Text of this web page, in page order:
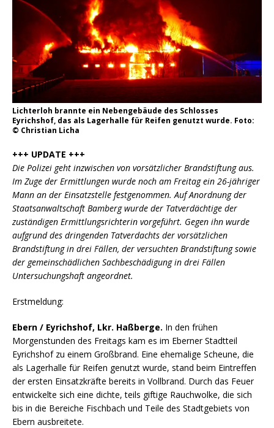
Lichterloh brannte ein Nebengebäude des Schlosses
Eyrichshof, das als Lagerhalle für Reifen genutzt wurde. Foto:
© Christian Licha
+++ UPDATE +++
Die Polizei geht inzwischen von vorsätzlicher Brandstiftung aus.
Im Zuge der Ermittlungen wurde noch am Freitag ein 26-jähriger
Mann an der Einsatzstelle festgenommen. Auf Anordnung der
Staatsanwaltschaft Bamberg wurde der Tatverdächtige der
zuständigen Ermittlungsrichterin vorgeführt. Gegen ihn wurde
aufgrund des dringenden Tatverdachts der vorsätzlichen
Brandstiftung in drei Fällen, der versuchten Brandstiftung sowie
der gemeinschädlichen Sachbeschädigung in drei Fällen
Untersuchungshaft angeordnet.
Erstmeldung:
Ebern / Eyrichshof, Lkr. Haßberge. In den frühen
Morgenstunden des Freitags kam es im Eberner Stadtteil
Eyrichshof zu einem Großbrand. Eine ehemalige Scheune, die
als Lagerhalle für Reifen genutzt wurde, stand beim Eintreffen
der ersten Einsatzkräfte bereits in Vollbrand. Durch das Feuer
entwickelte sich eine dichte, teils giftige Rauchwolke, die sich
bis in die Bereiche Fischbach und Teile des Stadtgebiets von
Ebern ausbreitete.